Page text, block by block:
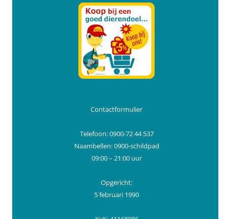
Contactformulier
Telefoon: 0900-72 44 537
Naambellen: 0900-schildpad
09:00 – 21:00 uur
Opgericht:
5 februari 1990